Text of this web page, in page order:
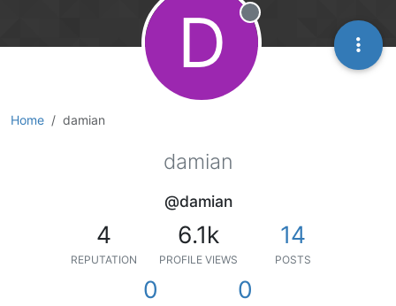
Home damian
D Offline
damian
@damian
4
REPUTATION
6.1k
PROFILE VIEWS
14
POSTS
0 0